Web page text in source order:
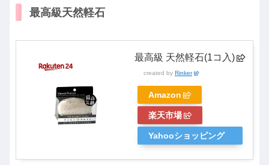
最高級天然軽石
最高級 天然軽石(1コ入)
created by Rinker
Amazon
楽天市場
Yahooショッピング